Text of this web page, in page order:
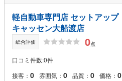
軽自動車専門店 セットアップ
キャッセン大船渡店
総合評価 0点
口コミ件数:0件
接客： 0 雰囲気： 0 品質： 0 価格： 0